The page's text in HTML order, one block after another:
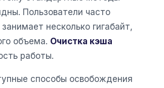
Пользователи часто
несколько гигабайт,
объема. Очистка кэша
работы.
способы освобождения